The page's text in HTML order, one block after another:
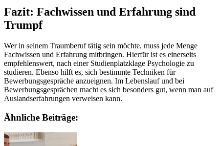
Fazit: Fachwissen und Erfahrung sind
Trumpf
Wer in seinem Traumberuf tätig sein möchte, muss jede Menge
Fachwissen und Erfahrung mitbringen. Hierfür ist es einerseits
empfehlenswert, nach einer Studienplatzklage Psychologie zu
studieren. Ebenso hilft es, sich bestimmte Techniken für
Bewerbungsgespräche anzueignen. Im Lebenslauf und bei
Bewerbungsgesprächen macht es sich besonders gut, wenn man auf
Auslandserfahrungen verweisen kann.
Ähnliche Beiträge: